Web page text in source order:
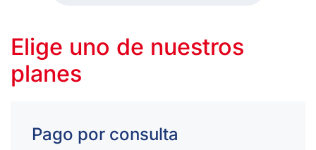
Elige uno de nuestros
planes
Pago por consulta